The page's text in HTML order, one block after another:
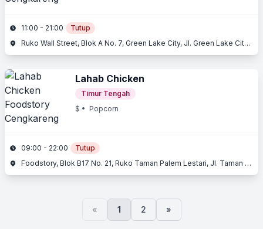
11:00 - 21:00
Tutup
Ruko Wall Street, Blok A No. 7, Green Lake City, Jl. Green Lake City Boulevard, Cengkareng, Jakarta Barat, Jakarta
Lahab Chicken
Timur Tengah
$ • Popcorn
09:00 - 22:00
Tutup
Foodstory, Blok B17 No. 21, Ruko Taman Palem Lestari, Jl. Taman Palem Lestari, Cengkareng, Jakarta Barat, Jakarta
« 1 2 »